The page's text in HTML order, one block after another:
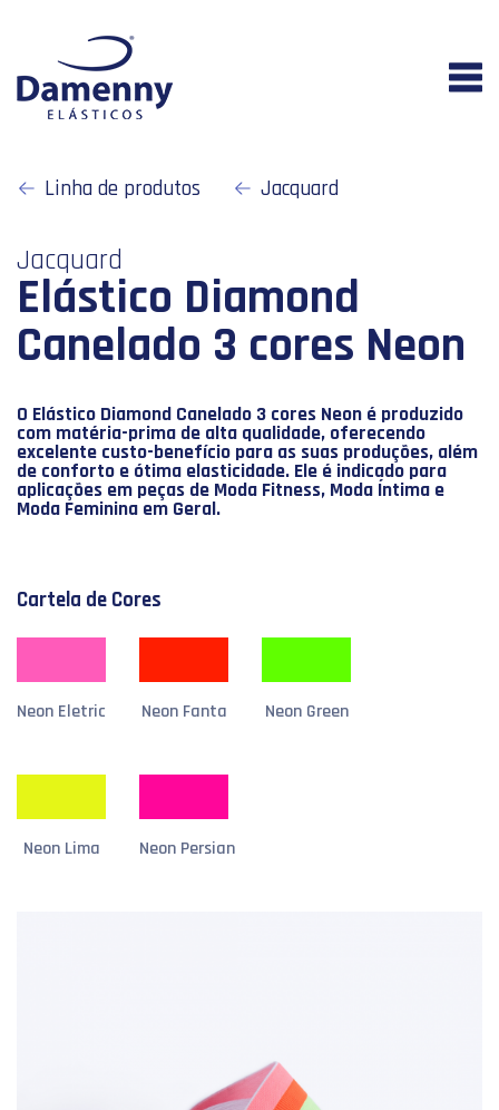
Linha de produtos Jacquard
Jacquard
Elástico Diamond
Canelado 3 cores Neon
O Elástico Diamond Canelado 3 cores Neon é produzido
com matéria-prima de alta qualidade, oferecendo
excelente custo-benefício para as suas produções, além
de conforto e ótima elasticidade. Ele é indicado para
aplicações em peças de Moda Fitness, Moda Íntima e
Moda Feminina em Geral.
Cartela de Cores
Neon Eletric Neon Fanta Neon Green
Neon Lima Neon Persian